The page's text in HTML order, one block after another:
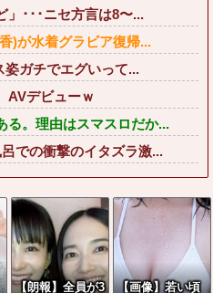
」･･･ニセ方言は8〜...
)が水着グラビア復帰...
ガチでエグいって...
AVデビューｗ
る。理由はスマスロだか...
での衝撃のイタズラ激...
【朗報】全員が3 【画像】若い頃